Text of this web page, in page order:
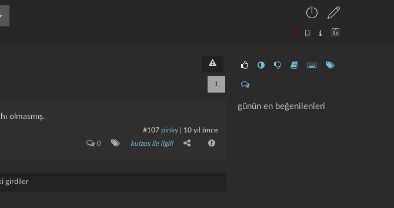
günün en beğenilenleri
1
olmasmış.
#107 pinky| 10 yıl önce
0 kulzos ile ilgili
girdiler